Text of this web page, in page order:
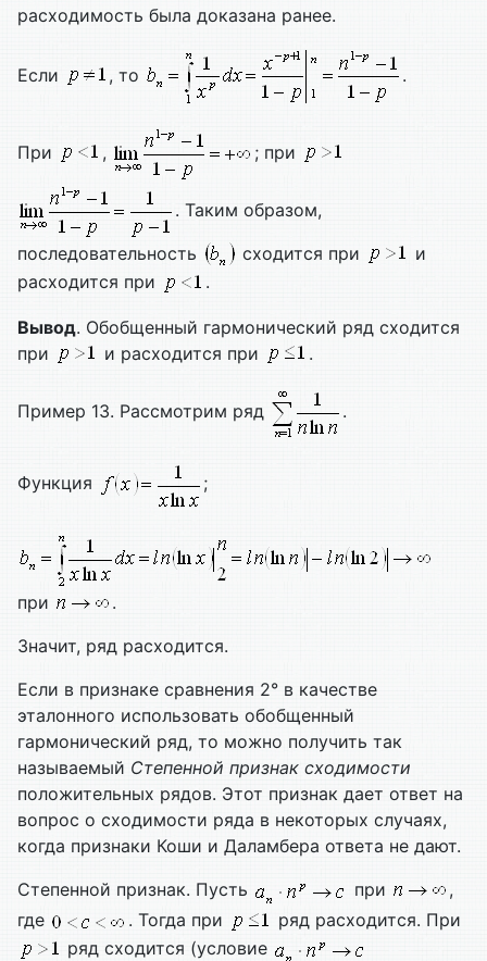
расходимость была доказана ранее.
Если , то .
При , ; при
. Таким образом,
последовательность сходится при
и
расходится при
.
Вывод. Обобщенный гармонический ряд сходится
при
и расходится при .
Пример 13. Рассмотрим ряд .
Функция ;
при
.
Значит, ряд расходится.
Если в признаке сравнения 2° в качестве
эталонного использовать обобщенный
гармонический ряд, то можно получить так
называемый Степенной признак сходимости
положительных рядов. Этот признак дает ответ на
вопрос о сходимости ряда в некоторых случаях,
когда признаки Коши и Даламбера ответа не дают.
Степенной признак. Пусть при
,
где
. Тогда при
ряд расходится. При
ряд сходится (условие